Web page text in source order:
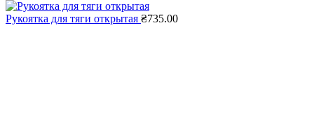
Рукоятка для тяги открытая ₴735.00